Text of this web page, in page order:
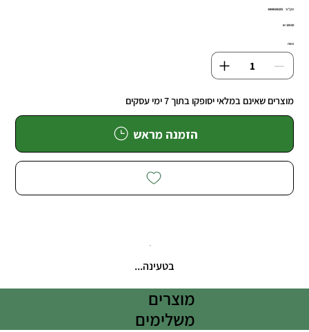
מק"ט: מק"ט
34846596205
מחיר‏329.00 ‏₪
כמות
מוצרים שאינם במלאי יסופקו בתוך 7 ימי עסקים
הזמנה מראש
בטעינה...
מוצרים
משלימים